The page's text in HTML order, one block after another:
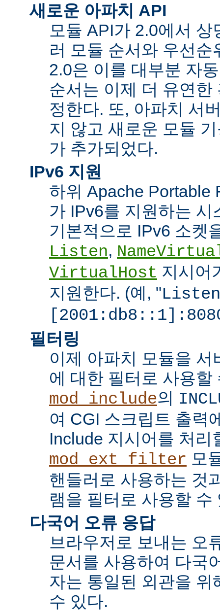
새로운 아파치 API
모듈 API가 2.0에서
러 모듈 순서와 우선
2.0은 이를 대부분 자
순서는 이제 더 유연한
정한다. 또, 아파치 서
지 않고 새로운 모듈
가 추가되었다.
IPv6 지원
하위 Apache Portable
가 IPv6를 지원하는 시
기본적으로 IPv6 소켓
Listen,
VirtualHost 지시어
지원한다. (예, "Listen
필터링
이제 아파치 모듈을
에 대한 필터로 사용할
mod_include의
여 CGI 스크립트 출력
Include 지시어를 처리
mod_ext_filter 모
핸들러로 사용하는 것
램을 필터로 사용할 수
다국어 오류 응답
브라우저로 보내는 오
문서를 사용하여 다국
자는 통일된 외관을 위
수 있다.